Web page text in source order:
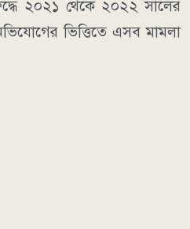
২০২১ থেকে ২০২২ সালের
ভিত্তিতে এসব মামলা